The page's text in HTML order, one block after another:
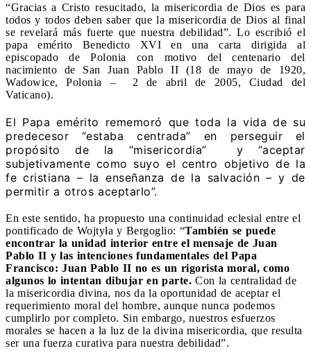
“Gracias a Cristo resucitado, la misericordia de Dios es para
todos y todos deben saber que la misericordia de Dios al final
se revelará más fuerte que nuestra debilidad”. Lo escribió el
papa emérito Benedicto XVI en una carta dirigida al
episcopado de Polonia con motivo del centenario del
nacimiento de San Juan Pablo II (18 de mayo de 1920,
Wadowice, Polonia –
2 de abril de 2005, Ciudad del
Vaticano).
El Papa emérito rememoró que toda la vida de su
predecesor “estaba centrada” en perseguir el
propósito de la “misericordia” y “aceptar
subjetivamente como suyo el centro objetivo de la
fe cristiana – la enseñanza de la salvación – y de
permitir a otros aceptarlo”.
En este sentido, ha propuesto una continuidad eclesial entre el
pontificado de Wojtyła y Bergoglio: “También se puede
encontrar la unidad interior entre el mensaje de Juan
Pablo II y las intenciones fundamentales del Papa
Francisco: Juan Pablo II no es un rigorista moral, como
algunos lo intentan dibujar en parte. Con la centralidad de
la misericordia divina, nos da la oportunidad de aceptar el
requerimiento moral del hombre, aunque nunca podemos
cumplirlo por completo. Sin embargo, nuestros esfuerzos
morales se hacen a la luz de la divina misericordia, que resulta
ser una fuerza curativa para nuestra debilidad”.